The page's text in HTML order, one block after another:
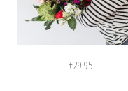
€29.95